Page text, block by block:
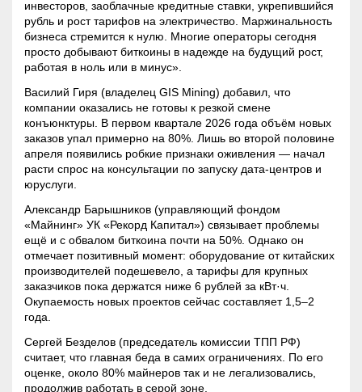
инвесторов, заоблачные кредитные ставки, укрепившийся
рубль и рост тарифов на электричество. Маржинальность
бизнеса стремится к нулю. Многие операторы сегодня
просто добывают биткоины в надежде на будущий рост,
работая в ноль или в минус».
Василий Гиря (владелец GIS Mining) добавил, что
компании оказались не готовы к резкой смене
конъюнктуры. В первом квартале 2026 года объём новых
заказов упал примерно на 80%. Лишь во второй половине
апреля появились робкие признаки оживления — начал
расти спрос на консультации по запуску дата-центров и
юруслуги.
Александр Барышников (управляющий фондом
«Майнинг» УК «Рекорд Капитал») связывает проблемы
ещё и с обвалом биткоина почти на 50%. Однако он
отмечает позитивный момент: оборудование от китайских
производителей подешевело, а тарифы для крупных
заказчиков пока держатся ниже 6 рублей за кВт·ч.
Окупаемость новых проектов сейчас составляет 1,5–2
года.
Сергей Безделов (председатель комиссии ТПП РФ)
считает, что главная беда в самих ограничениях. По его
оценке, около 80% майнеров так и не легализовались,
продолжив работать в серой зоне.